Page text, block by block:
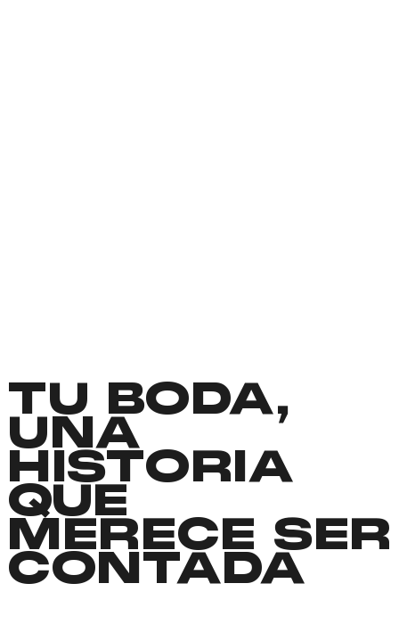
TU BODA,
UNA
HISTORIA
QUE
MERECE SER
CONTADA